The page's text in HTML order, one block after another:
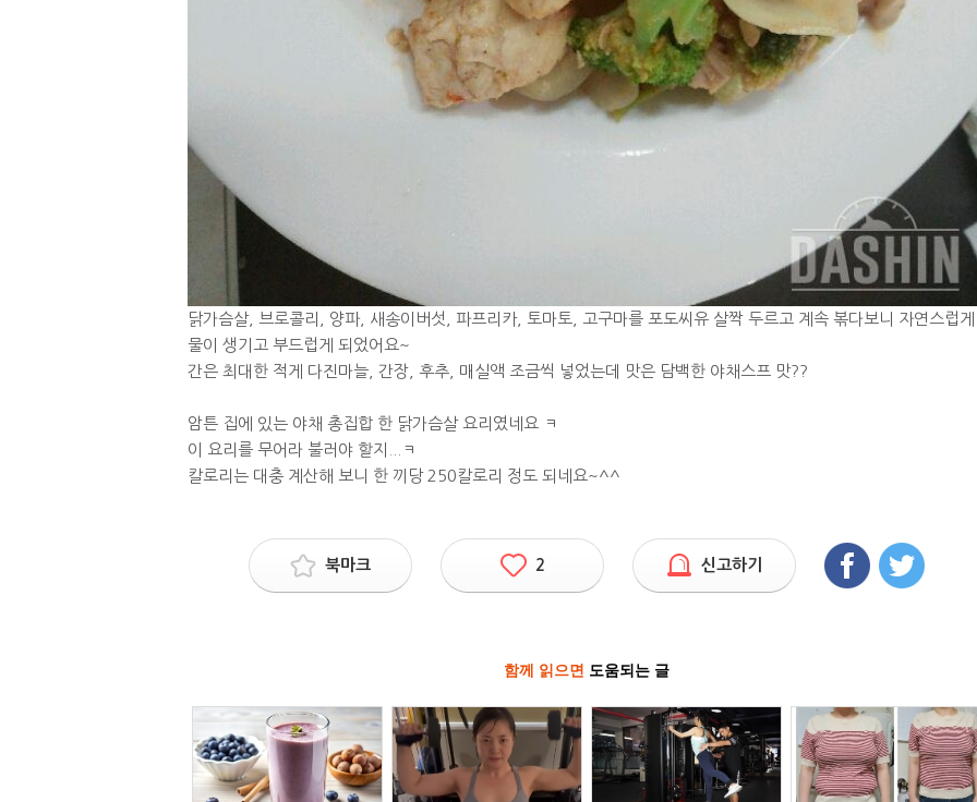
닭가슴살, 브로콜리, 양파, 새송이버섯, 파프리카, 토마토, 고구마를 포도씨유 살짝 두르고 계속 볶다보니 자연스럽게
물이 생기고 부드럽게 되었어요~
간은 최대한 적게 다진마늘, 간장, 후추, 매실액 조금씩 넣었는데 맛은 담백한 야채스프 맛??
암튼 집에 있는 야채 총집합 한 닭가슴살 요리였네요 ㅋ
이 요리를 무어라 불러야 할지...ㅋ
칼로리는 대충 계산해 보니 한 끼당 250칼로리 정도 되네요~^^
북마크 2 신고하기
함께 읽으면 도움되는 글